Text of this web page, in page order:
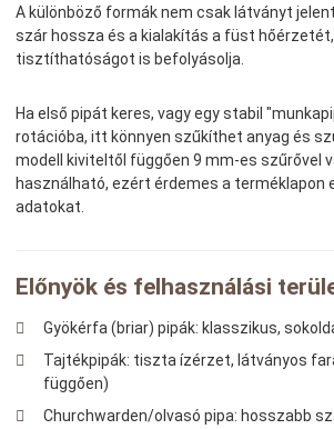
A különböző formák nem csak látványt
szár hossza és a kialakítás a füst
tisztíthatóságot is befolyásolja.
Ha első pipát keres, vagy egy stabil
rotációba, itt könnyen szűkíthet anyag és
modell kiviteltől függően 9 mm-es szűrővel
használható, ezért érdemes a terméklapon
adatokat.
Előnyök és felhasználási
Gyökérfa (briar) pipák: klasszikus,
Tajtékpipák: tiszta ízérzet, látványos
függően)
Churchwarden/olvasó pipa: hosszabb